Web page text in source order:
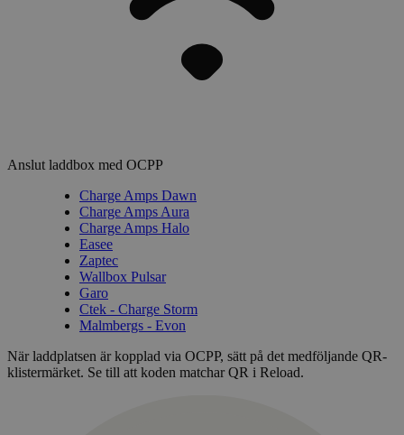
Anslut laddbox med OCPP
Charge Amps Dawn
Charge Amps Aura
Charge Amps Halo
Easee
Zaptec
Wallbox Pulsar
Garo
Ctek - Charge Storm
Malmbergs - Evon
När laddplatsen är kopplad via OCPP, sätt på det medföljande QR-
klistermärket. Se till att koden matchar QR i Reload.